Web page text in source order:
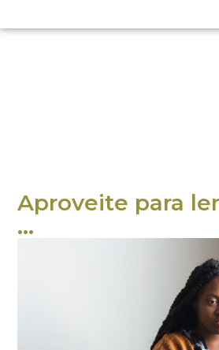
Aproveite para
...